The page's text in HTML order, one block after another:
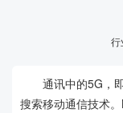
行
通讯中的5G，即
搜索移动通信技术